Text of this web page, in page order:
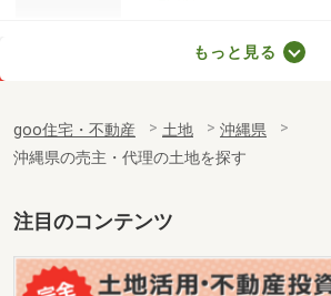
沖縄県宜野湾市字普天間
用途地域
無指定
土地面積 139m²
沖縄県名護市字安部
価 格
13億6,830万円
住 所
沖縄県名護市字安
もっと見る
goo住宅・不動産 土地
沖縄県
沖縄県の売主・代理の土地を探す
注目のコンテンツ